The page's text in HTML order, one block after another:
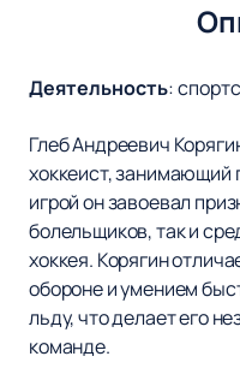
Деятельность:
Глеб Андреевич
хоккеист, занимающий
игрой он завоевал
болельщиков, так и
хоккея. Корягин
обороне и умением
льду, что делает его
команде.